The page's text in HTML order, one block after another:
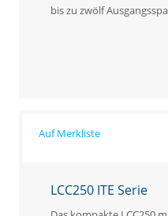
bis zu zwölf
LCC250 ITE Serie